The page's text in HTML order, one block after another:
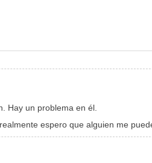
Hay un problema en él.
espero que alguien me